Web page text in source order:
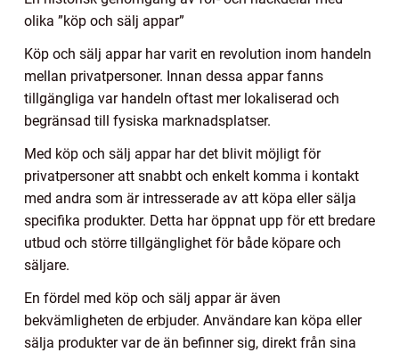
olika ”köp och sälj appar”
Köp och sälj appar har varit en revolution inom handeln
mellan privatpersoner. Innan dessa appar fanns
tillgängliga var handeln oftast mer lokaliserad och
begränsad till fysiska marknadsplatser.
Med köp och sälj appar har det blivit möjligt för
privatpersoner att snabbt och enkelt komma i kontakt
med andra som är intresserade av att köpa eller sälja
specifika produkter. Detta har öppnat upp för ett bredare
utbud och större tillgänglighet för både köpare och
säljare.
En fördel med köp och sälj appar är även
bekvämligheten de erbjuder. Användare kan köpa eller
sälja produkter var de än befinner sig, direkt från sina